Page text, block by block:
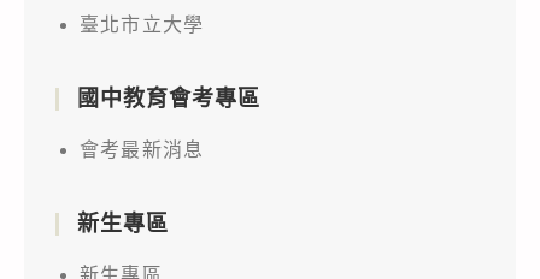
臺北市立大學
國中教育會考專區
會考最新消息
新生專區
新生專區